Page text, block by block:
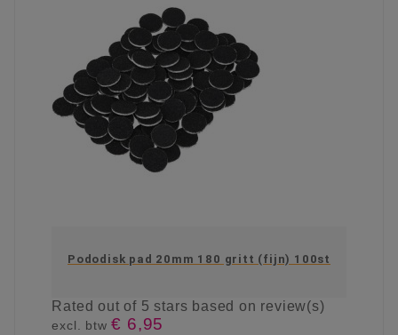
Pododisk pad 20mm 180 gritt (fijn) 100st
Ratedout of 5 stars based on review(s)
excl. btw€ 6,95